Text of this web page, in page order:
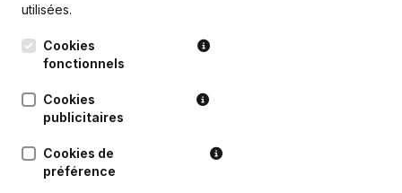
13-05-2024
Modification Forme Juridique -
Demissions - Nominations
utilisées.
Cookies
fonctionnels
Cookies
publicitaires
Cookies de
préférence